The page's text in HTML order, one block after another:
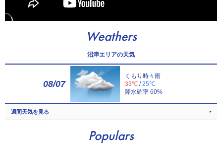
Weathers
沼津エリアの天気
08/07
くもり時々雨
33℃ /25℃
降水確率 60%
週間天気を見る
Populars